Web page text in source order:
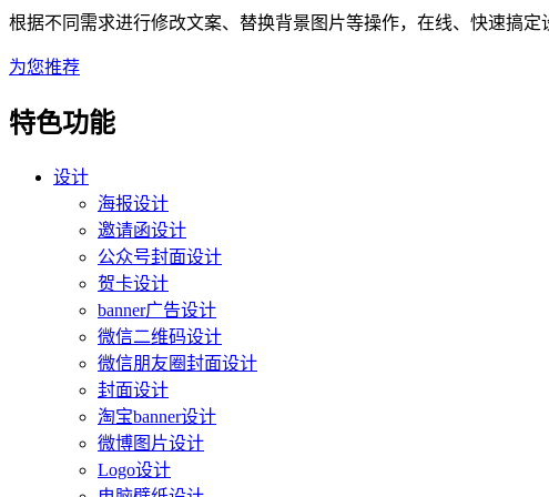
根据不同需求进行修改文案、替换背景图片等操作，在线、快速搞定
为您推荐
特色功能
设计
海报设计
邀请函设计
公众号封面设计
贺卡设计
banner广告设计
微信二维码设计
微信朋友圈封面设计
封面设计
淘宝banner设计
微博图片设计
Logo设计